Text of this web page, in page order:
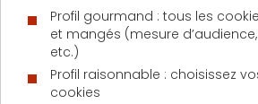
Profil gourmand : tous les
et mangés (mesure
etc.)
Profil raisonnable : choisissez
cookies